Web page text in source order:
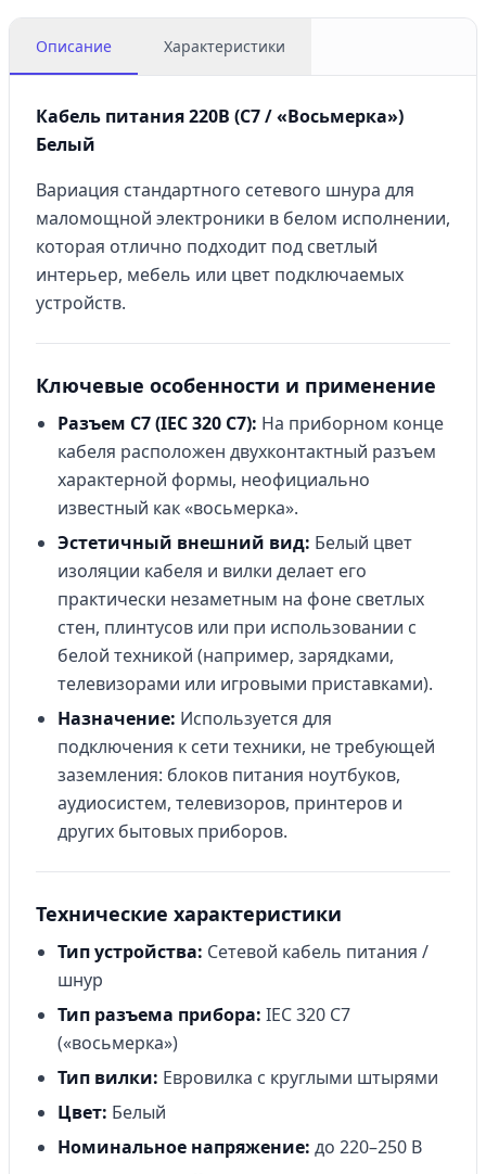
Описание Характеристики
Кабель питания 220В (C7 / «Восьмерка»)
Белый
Вариация стандартного сетевого шнура для
маломощной электроники в белом исполнении,
которая отлично подходит под светлый
интерьер, мебель или цвет подключаемых
устройств.
Ключевые особенности и применение
Разъем C7 (IEC 320 C7): На приборном конце
кабеля расположен двухконтактный разъем
характерной формы, неофициально
известный как «восьмерка».
Эстетичный внешний вид: Белый цвет
изоляции кабеля и вилки делает его
практически незаметным на фоне светлых
стен, плинтусов или при использовании с
белой техникой (например, зарядками,
телевизорами или игровыми приставками).
Назначение: Используется для
подключения к сети техники, не требующей
заземления: блоков питания ноутбуков,
аудиосистем, телевизоров, принтеров и
других бытовых приборов.
Технические характеристики
Тип устройства: Сетевой кабель питания /
шнур
Тип разъема прибора: IEC 320 C7
(«восьмерка»)
Тип вилки: Евровилка с круглыми штырями
Цвет: Белый
Номинальное напряжение: до 220–250 В